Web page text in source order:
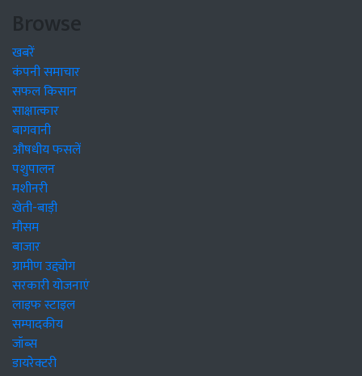
Browse
खबरें
कंपनी समाचार
सफल किसान
साक्षात्कार
बागवानी
औषधीय फसलें
पशुपालन
मशीनरी
खेती-बाड़ी
मौसम
बाजार
ग्रामीण उद्द्योग
सरकारी योजनाएं
लाइफ स्टाइल
सम्पादकीय
जॉब्स
डायरेक्टरी